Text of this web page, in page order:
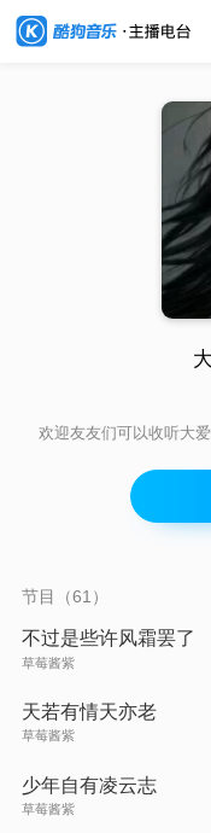
欢迎友友们可以收听大
节目（61）
不过是些许风霜罢了
草莓酱紫
天若有情天亦老
草莓酱紫
少年自有凌云志
草莓酱紫